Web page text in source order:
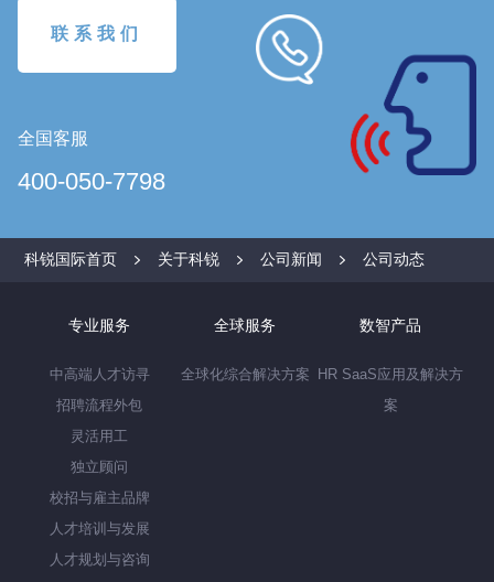
联系我们
全国客服
400-050-7798
科锐国际首页 关于科锐 公司新闻 公司动态
专业服务
中高端人才访寻
招聘流程外包
灵活用工
独立顾问
校招与雇主品牌
人才培训与发展
人才规划与咨询
全球服务
全球化综合解决方案
数智产品
HR SaaS应用及解决方
案